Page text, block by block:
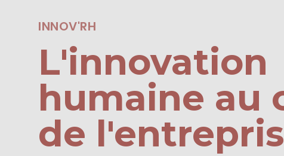
INNOV'RH
L'innovation
humaine au
de